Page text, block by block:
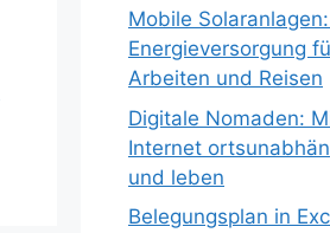
Mobile
Energieversorgung
Arbeiten und Reisen
Digitale Nomaden:
Internet
und leben
Belegungsplan in